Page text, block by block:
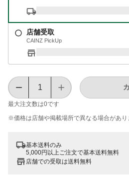
店舗受取
CAINZ PickUp
最大注文数は0です
※価格は​店舗や​掲載場所で​異なる​場合が​あり
基本送料のみ
5,000円以上ご注文で基本送料無料
店舗での受取は送料無料